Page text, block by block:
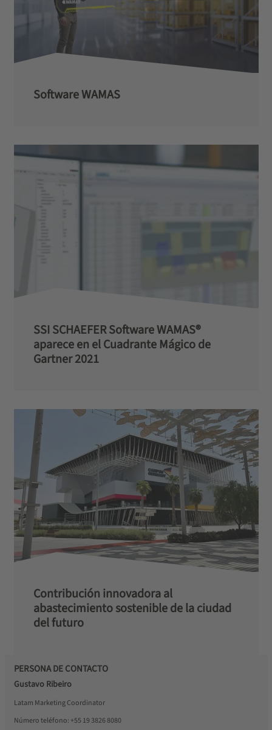
Software WAMAS
SSI SCHAEFER Software WAMAS®
aparece en el Cuadrante Mágico de
Gartner 2021
Contribución innovadora al
abastecimiento sostenible de la ciudad
del futuro
PERSONA DE CONTACTO
Gustavo Ribeiro
Latam Marketing Coordinator
Número teléfono: +55 19 3826 8080